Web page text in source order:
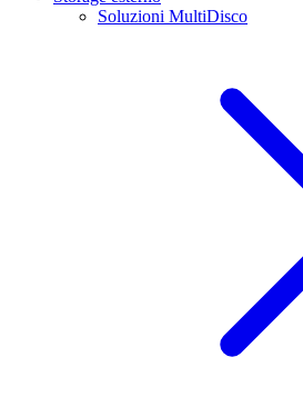
Soluzioni MultiDisco